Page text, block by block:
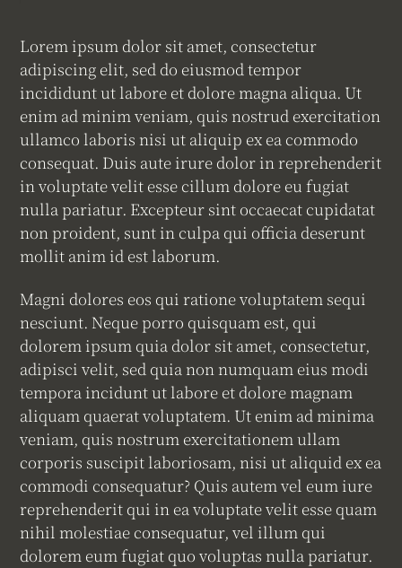
Lorem ipsum dolor sit amet, consectetur
adipiscing elit, sed do eiusmod tempor
incididunt ut labore et dolore magna aliqua. Ut
enim ad minim veniam, quis nostrud exercitation
ullamco laboris nisi ut aliquip ex ea commodo
consequat. Duis aute irure dolor in reprehenderit
in voluptate velit esse cillum dolore eu fugiat
nulla pariatur. Excepteur sint occaecat cupidatat
non proident, sunt in culpa qui officia deserunt
mollit anim id est laborum.
Magni dolores eos qui ratione voluptatem sequi
nesciunt. Neque porro quisquam est, qui
dolorem ipsum quia dolor sit amet, consectetur,
adipisci velit, sed quia non numquam eius modi
tempora incidunt ut labore et dolore magnam
aliquam quaerat voluptatem. Ut enim ad minima
veniam, quis nostrum exercitationem ullam
corporis suscipit laboriosam, nisi ut aliquid ex ea
commodi consequatur? Quis autem vel eum iure
reprehenderit qui in ea voluptate velit esse quam
nihil molestiae consequatur, vel illum qui
dolorem eum fugiat quo voluptas nulla pariatur.